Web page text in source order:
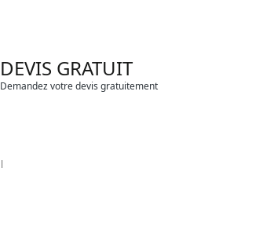
DEVIS GRATUIT
Demandez votre devis gratuitement